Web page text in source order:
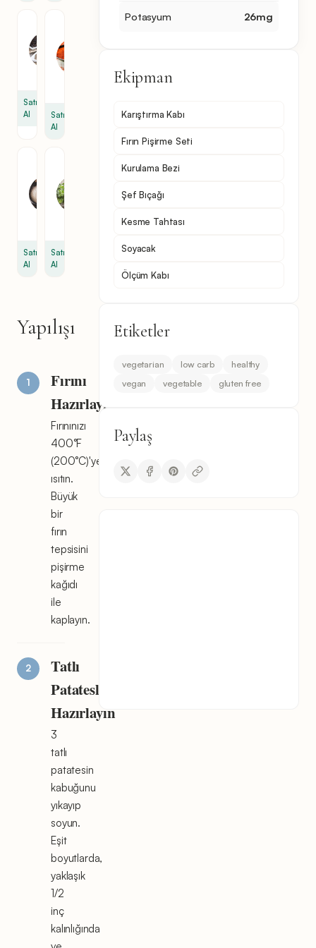
Satın
Al
kaşığı
Satın
Al
Satın
Al
Satın
Al
Yapılışı
Fırını
Hazırlayın
Fırınınızı
400°F
(200°C)'ye
ısıtın.
Büyük
bir
fırın
tepsisini
pişirme
kağıdı
ile
kaplayın.
Tatlı
Patatesleri
Hazırlayın
3
tatlı
patatesin
kabuğunu
yıkayıp
soyun.
Eşit
boyutlarda,
yaklaşık
1/2
inç
kalınlığında
Potasyum 26mg
Ekipman
Karıştırma Kabı
Fırın Pişirme Seti
Kurulama Bezi
Şef Bıçağı
Kesme Tahtası
Soyacak
Ölçüm Kabı
Etiketler
vegetarian low carb
healthy
vegan
vegetable gluten free
Paylaş